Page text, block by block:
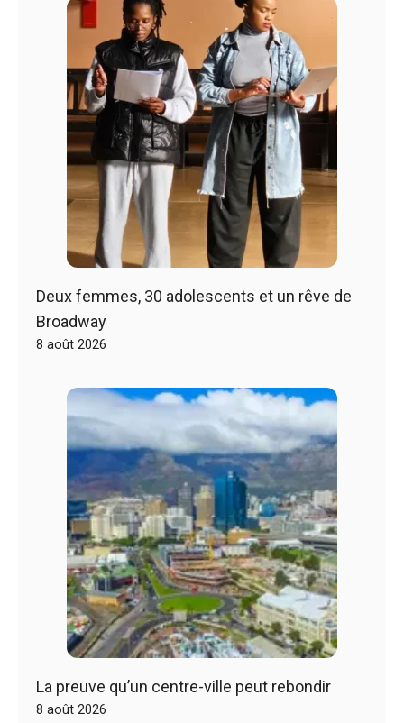
Deux femmes, 30 adolescents et un rêve de
Broadway
8 août 2026
La preuve qu’un centre-ville peut rebondir
8 août 2026